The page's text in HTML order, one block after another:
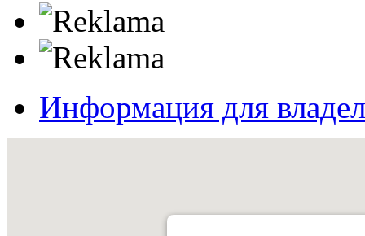
Информация для